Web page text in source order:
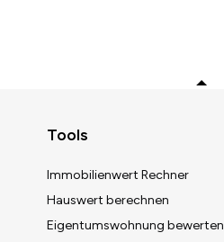
Tools
Immobilienwert Rechner
Hauswert berechnen
Eigentumswohnung bewerten